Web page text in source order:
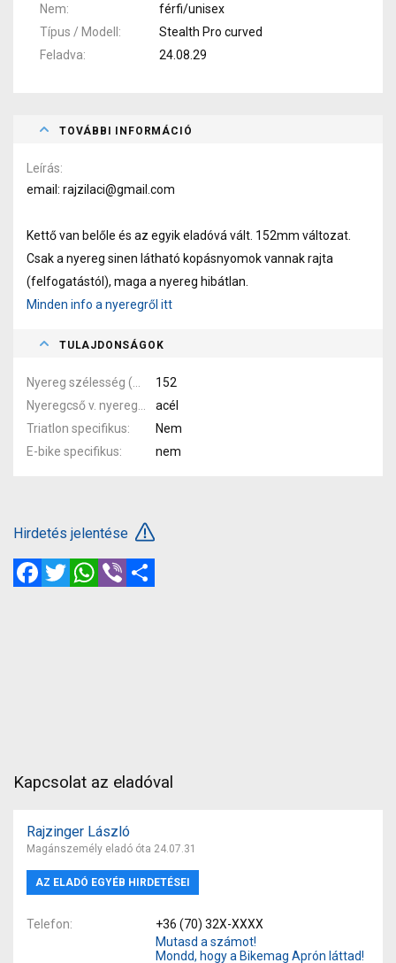
Nem
férfi/unisex
Típus / Modell
Stealth Pro curved
Feladva
24.08.29
TOVÁBBI INFORMÁCIÓ
Leírás
email: rajzilaci@gmail.com
Kettő van belőle és az egyik eladóvá vált. 152mm változat.
Csak a nyereg sinen látható kopásnyomok vannak rajta
(felfogatástól), maga a nyereg hibátlan.
Minden info a nyeregről itt
TULAJDONSÁGOK
152
acél
Triatlon specifikus
Nem
E-bike specifikus
nem
Hirdetés jelentése
FacebookTwitterWhatsApp
Viber
Kapcsolat az eladóval
Rajzinger László
Magánszemély eladó óta 24.07.31
AZ ELADÓ EGYÉB HIRDETÉSEI
Telefon
+36 (70) 32X-XXXX
Mutasd a számot!
Mondd, hogy a Bikemag Aprón láttad!